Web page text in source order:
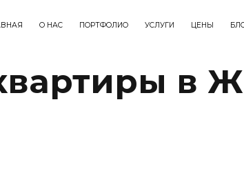
О НАС ПОРТФОЛИО УСЛУГИ ЦЕНЫ
в